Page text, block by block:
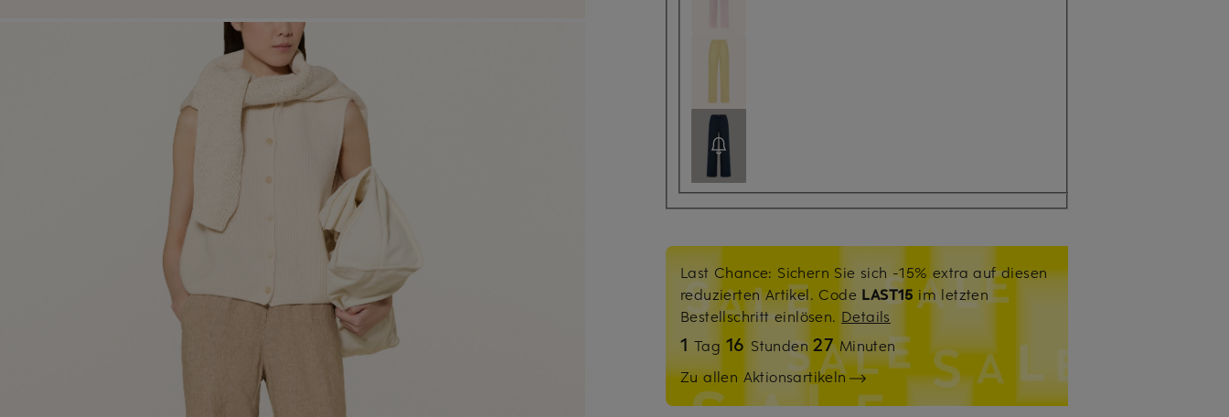
Last Chance: Sichern Sie sich -15% extra auf diesen
reduzierten Artikel. Code LAST15 im letzten
Bestellschritt einlösen. Details
1 Tag 16 Stunden27Minuten
Zu allen Aktionsartikeln